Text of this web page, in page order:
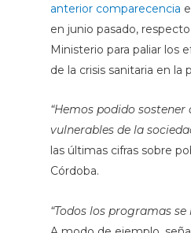
anterior comparecencia
en junio pasado,
Ministerio para paliar los
de la crisis sanitaria en la
“Hemos podido
vulnerables de la
las últimas cifras sobre
Córdoba.
“Todos los programas